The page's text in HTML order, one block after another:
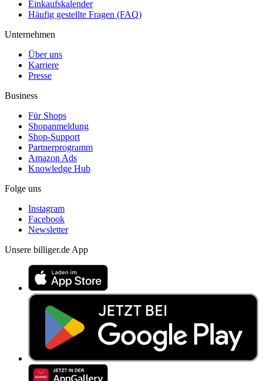
Einkaufskalender
Häufig gestellte Fragen (FAQ)
Unternehmen
Über uns
Karriere
Presse
Business
Für Shops
Shopanmeldung
Shop-Support
Partnerprogramm
Amazon Ads
Knowledge Hub
Folge uns
Instagram
Facebook
Newsletter
Unsere billiger.de App